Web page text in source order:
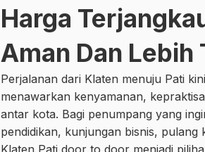
Harga
Aman Dan Lebih
Perjalanan dari Klaten menuju Pati
menawarkan kenyamanan,
antar kota. Bagi penumpang yang
pendidikan, kunjungan bisnis,